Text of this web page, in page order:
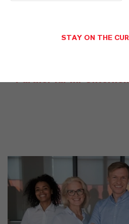
KUNDINNEN UND
Partner für Ihr
STAY ON THE